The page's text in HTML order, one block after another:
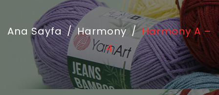
Ana Sayfa / Harmony / Harmony A –
4